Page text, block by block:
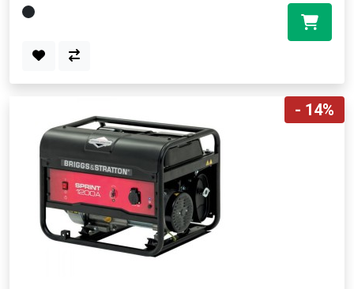
- 14%